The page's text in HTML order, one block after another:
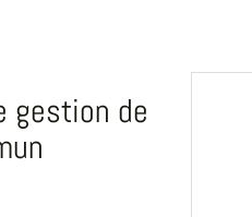
gestion de